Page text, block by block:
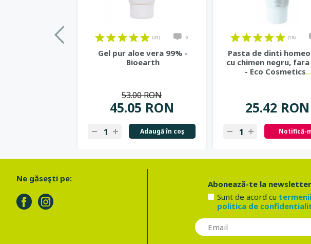
(21) 0
Gel pur aloe vera 99% -
Bioearth
45.05 RON
53.00 RON
Adaugă în coş
(18)
Pasta de dinti
cu chimen negru,
- Eco Cosmetics
25.42 RON
Notifică-
Ne găseşti pe:
Abonează-te la
Sunt de acord cu
politica de